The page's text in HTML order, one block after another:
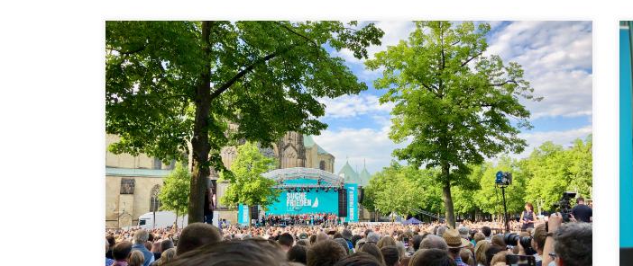
Ein großer Dank an alle, die uns unterstützt haben! Wunderbare Tage beim Katholikentag liegen hinter uns.
An unserem Stand auf der Kirchenmeile gab es zahlreiche Begegnungen und unsere Veranstaltungen waren
sehr gut besucht. Folgende Veranstaltungen wurden vom BKRG geplant bzw. fanden unter Beteiligung
von Vorstandsmitgliedern statt: Gottesdienst: „Wir halten den […]